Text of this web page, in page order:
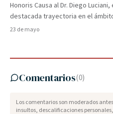
Honoris Causa al Dr. Diego
destacada trayectoria en el
23 de mayo
Comentarios(0)
Los comentarios son moderados
insultos, descalificaciones